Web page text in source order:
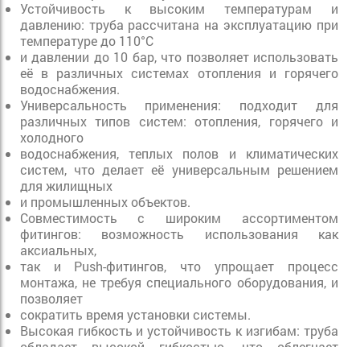
Устойчивость к высоким температурам и
давлению: труба рассчитана на эксплуатацию при
температуре до 110°C
и давлении до 10 бар, что позволяет использовать
её в различных системах отопления и горячего
водоснабжения.
Универсальность применения: подходит для
различных типов систем: отопления, горячего и
холодного
водоснабжения, теплых полов и климатических
систем, что делает её универсальным решением
для жилищных
и промышленных объектов.
Совместимость с широким ассортиментом
фитингов: возможность использования как
аксиальных,
так и Push-фитингов, что упрощает процесс
монтажа, не требуя специального оборудования, и
позволяет
сократить время установки системы.
Высокая гибкость и устойчивость к изгибам: труба